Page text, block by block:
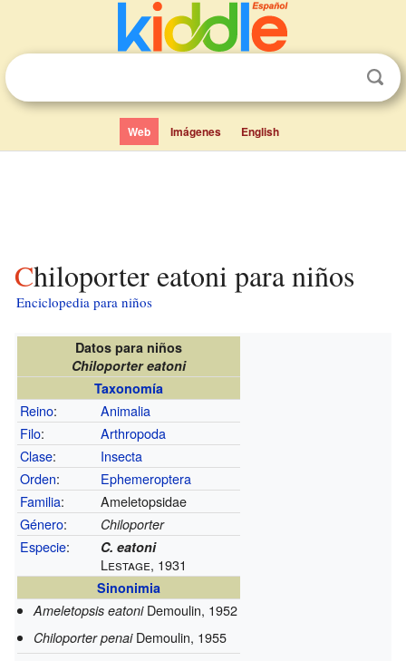
Web Imágenes English
Chiloporter eatoni para niños
Enciclopedia para niños
Datos para niños
Chiloporter eatoni
Taxonomía
Reino:
Animalia
Filo:
Arthropoda
Clase:
Insecta
Orden:
Ephemeroptera
Familia:
Ameletopsidae
Género: Chiloporter
Especie: C. eatoni
Lestage, 1931
Sinonimia
Ameletopsis eatoni Demoulin, 1952
Chiloporter penai Demoulin, 1955